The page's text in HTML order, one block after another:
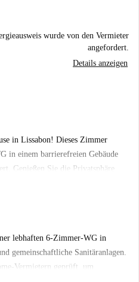
wurde von den Vermieter
angefordert.
Details anzeigen
in Lissabon! Dieses Zimmer
in einem barrierefreien Gebäude
Genießen Sie die Privatsphäre
Sie beruhigt: Spotahome hat
Viertel Lissabons. In der Nähe
Wandmalereien und
Gemeos Murals und das Edifício
lebhaften 6-Zimmer-WG in
gemeinschaftliche Sanitäranlagen.
Vermietern geprüft, um